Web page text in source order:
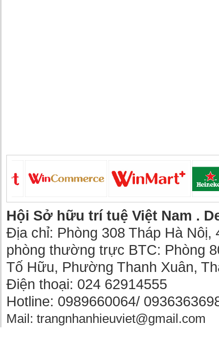
Hội Sở hữu trí tuệ Việt Nam .
Địa chỉ: Phòng 308 Tháp Hà Nôị,
phòng thường trực BTC: Phòng
Tố Hữu, Phường Thanh Xuân,
Điện thoại: 024 62914555
Hotline: 0989660064/
Mail: trangnhanhieuviet@gmail.com